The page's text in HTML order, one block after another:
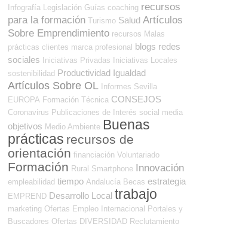
Infografía Legislación Guías coaching recursos
para la formación Turismo Salud Artículos
Sobre Emprendimiento recursos Malas
prácticas clientes marca profesional blogs redes
sociales
Iniciativas Privadas
Iniciativas Locales
sostenibilidad Productividad Igualdad
Artículos Sobre OL Informes Sevilla
EUROPA Formación Técnica CONSEJOS
Coronavirus Publicaciones de Interés social media
objetivos Medio Ambiente Buenas
prácticas recursos de
orientación financiación Voluntariado
Formación Rural Smartphone Innovación
empleabilidad tiempo Andalucía Becas estrategia
EMPREND Desarrollo Local trabajo
marketing Ofertas Empleo Internacional
Portales y
Buscadores Ofertas DIVERSIDAD Reclutamiento